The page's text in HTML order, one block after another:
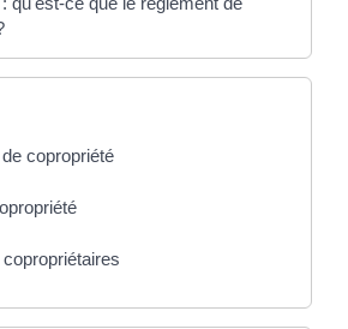
copropriété